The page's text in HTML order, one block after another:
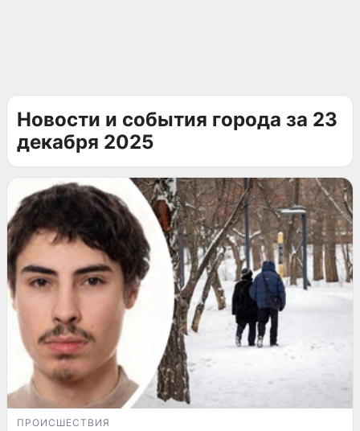
Новости и события города за 23
декабря 2025
ПРОИСШЕСТВИЯ